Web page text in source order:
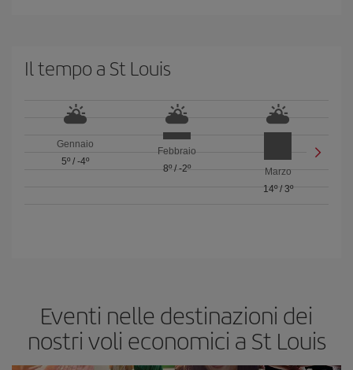
Il tempo a St Louis
Gennaio
5º/ -4º
Febbraio
8º/ -2º
Marzo
14º/ 3º
Eventi nelle destinazioni dei
nostri voli economici a St Louis